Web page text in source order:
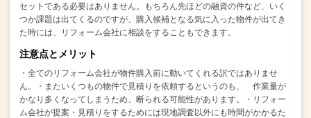
セットである必要はありません。
もちろん先ほどの融資の件など、いく
つか課題は出てくるのですが、 購入候補となる気に入った物件が出てき
た時には、
リフォーム会社に相談をすることもできます。
注意点とメリット
・全てのリフォーム会社が物件購入前に動いてくれる訳ではありませ
ん。
・またいくつもの物件で見積りを依頼するというのも、
作業量が
かなり多くなってしまうため、断られる可能性があります。
・リフォー
ム会社が提案・見積りをするためには現地調査以外にも時間がかかるた